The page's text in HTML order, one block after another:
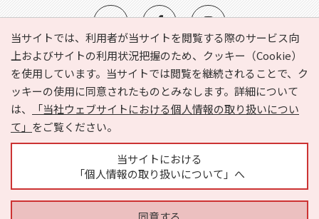
当サイトでは、利用者が当サイトを閲覧する際のサービス向
上およびサイトの利用状況把握のため、クッキー（Cookie）
を使用しています。当サイトでは閲覧を継続されることで、ク
ッキーの使用に同意されたものとみなします。詳細について
は、
「当社ウェブサイトにおける個人情報の取り扱いについ
て」 をご覧ください。
当サイトにおける
「個人情報の取り扱いについて」へ
e-NAVITA（イーナビタ）とは？ お気に入り
ヘルプ
利用規約
個人情報の取り扱いについて
運営会社
サイトマップ
広告掲載に関するお問い合わせ